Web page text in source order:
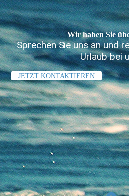
Wir haben Sie
Sprechen Sie uns an und
Urlaub bei
JETZT KONTAKTIEREN